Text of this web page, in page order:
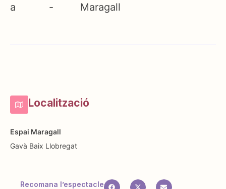
a
-
Maragall
Localització
Espai Maragall
Gavà Baix Llobregat
Recomana l’espectacle